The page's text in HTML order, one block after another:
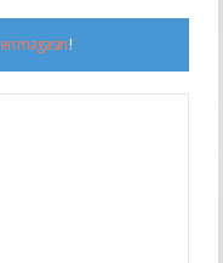
en magasin!